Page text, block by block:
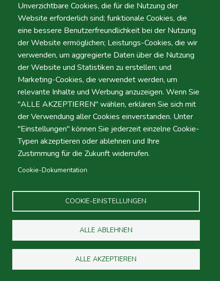
Unverzichtbare Cookies, die für die Nutzung der
Website erforderlich sind; funktionale Cookies, die
eine bessere Benutzerfreundlichkeit bei der Nutzung
der Website ermöglichen; Leistungs-Cookies, die wir
verwenden, um aggregierte Daten über die Nutzung
der Website und Statistiken zu erstellen; und
Marketing-Cookies, die verwendet werden, um
relevante Inhalte und Werbung anzuzeigen. Wenn Sie
"ALLE AKZEPTIEREN" wählen, erklären Sie sich mit
der Verwendung aller Cookies einverstanden. Unter
"Einstellungen" können Sie jederzeit einzelne Cookie-
Typen akzeptieren oder ablehnen und Ihre
Zustimmung für die Zukunft widerrufen.
Cookie-Dokumentation
COOKIE-EINSTELLUNGEN
ALLE ABLEHNEN
ALLE AKZEPTIEREN
Tag
Datum
Zeit
Zeit
Dropoff
Standort
Tag
Zeit
Zeit